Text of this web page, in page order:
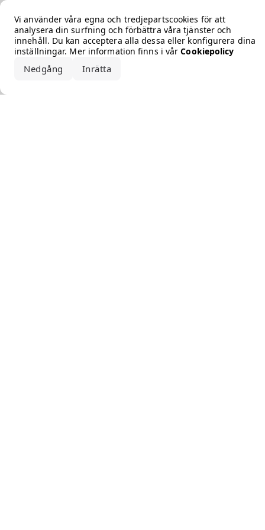
Vi använder våra egna och tredjepartscookies för att
analysera din surfning och förbättra våra tjänster och
innehåll. Du kan acceptera alla dessa eller konfigurera dina
inställningar. Mer information finns i vårCookiepolicy
Nedgång Inrätta
Error loading the brand